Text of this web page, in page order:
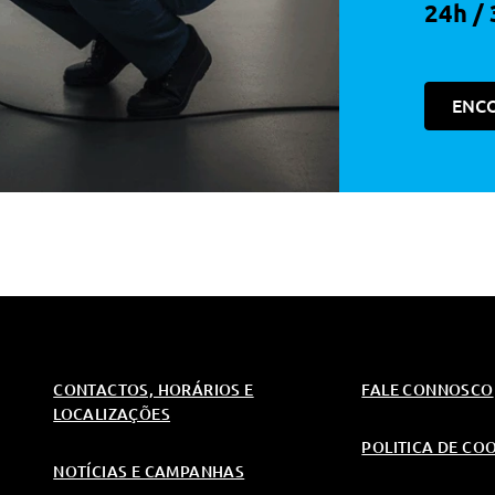
24h /
CONTACTOS, HORÁRIOS E
LOCALIZAÇÕES
NOTÍCIAS E CAMPANHAS
FALE CONNOSCO
POLITICA DE